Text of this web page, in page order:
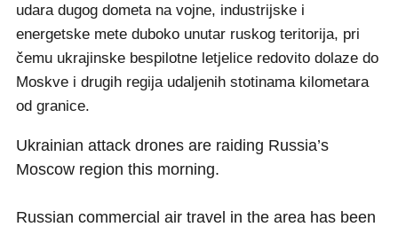
udara dugog dometa na vojne, industrijske i
energetske mete duboko unutar ruskog teritorija, pri
čemu ukrajinske bespilotne letjelice redovito dolaze do
Moskve i drugih regija udaljenih stotinama kilometara
od granice.
Ukrainian attack drones are raiding Russia’s
Moscow region this morning.
Russian commercial air travel in the area has been